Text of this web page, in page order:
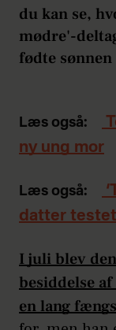
du kan se,
mødre'-
fødte sønnen
Læs også:
ny ung mor
Læs også:
datter
I juli blev
besiddelse
en lang